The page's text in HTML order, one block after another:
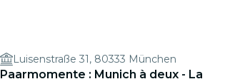
Luisenstraße 31, 80333 München
Paarmomente : Munich à deux - La